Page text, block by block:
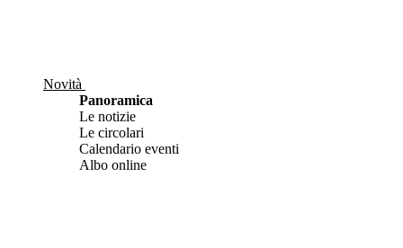
Novità
Panoramica
Le notizie
Le circolari
Calendario eventi
Albo online